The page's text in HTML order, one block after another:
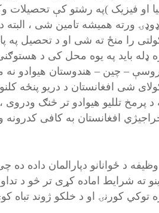
ورته همیشه تامین شی ، البته
را منځ ته شی او د تحصیل
ډله باید په یوه محل کی د
– چین – هندوستان هیوادو نه
شی افغانستان د دریو پنځه
د پرمخ تللیو هیوادو تر څنګ
افغانستان به کافی کدرونه
د ځوانانو دپارالمان داده
ته شرایط اماده کړی تر څو د
توکي کورنۍ او د خلکو ژوند تباه